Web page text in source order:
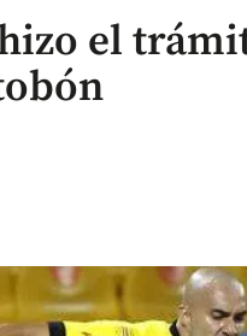
el